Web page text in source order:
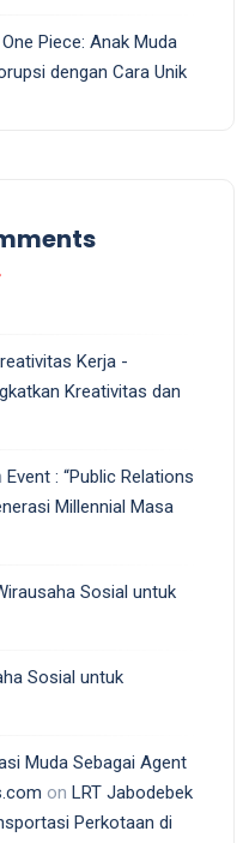
Piece: Anak Muda
dengan Cara Unik
Kerja -
Kreativitas dan
Event : “Public Relations
Millennial Masa
Sosial untuk
Sosial untuk
Muda Sebagai Agent
on LRT Jabodebek
Perkotaan di